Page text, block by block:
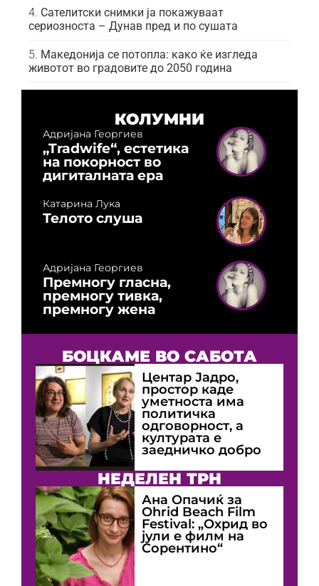
Сателитски снимки ја покажуваат
сериозноста – Дунав пред и по сушата
Македонија се потопла: како ќе изгледа
животот во градовите до 2050 година
КОЛУМНИ
Адријана Георгиев
„Tradwife“, естетика
на покорност во
дигиталната ера
Катарина Лука
Телото слуша
Адријана Георгиев
Премногу гласна,
премногу тивка,
премногу жена
БОЦКАМЕ ВО САБОТА
Центар Јадро,
простор каде
уметноста има
политичка
одговорност, а
културата е
заедничко добро
НЕДЕЛЕН ТРН
Ана Опачиќ за
Оhrid Beach Film
Festival: „Охрид во
јули е филм на
Сорентино“